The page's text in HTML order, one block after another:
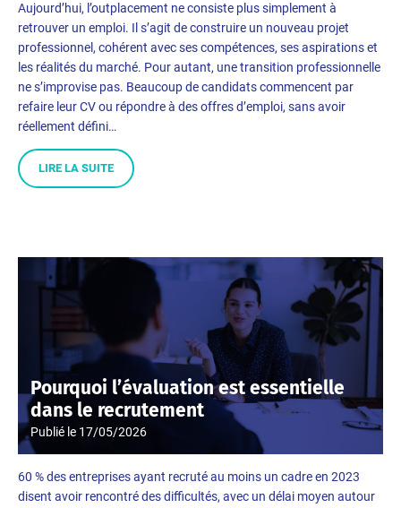
Aujourd’hui, l’outplacement ne consiste plus simplement à
retrouver un emploi. Il s’agit de construire un nouveau projet
professionnel, cohérent avec ses compétences, ses aspirations et
les réalités du marché. Pour autant, une transition professionnelle
ne s’improvise pas. Beaucoup de candidats commencent par
refaire leur CV ou répondre à des offres d’emploi, sans avoir
réellement défini…
LIRE LA SUITE
Pourquoi l’évaluation est essentielle
dans le recrutement
Publié le 17/05/2026
60 % des entreprises ayant recruté au moins un cadre en 2023
disent avoir rencontré des difficultés, avec un délai moyen autour